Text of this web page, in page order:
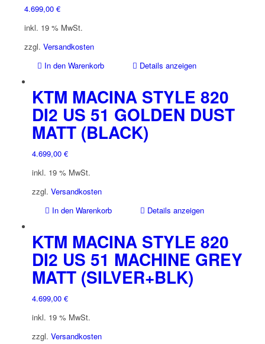
4.699,00 €
inkl. 19 % MwSt.
zzgl. Versandkosten
In den Warenkorb
Details anzeigen
KTM MACINA STYLE 820
DI2 US 51 GOLDEN DUST
MATT (BLACK)
4.699,00 €
inkl. 19 % MwSt.
zzgl. Versandkosten
In den Warenkorb
Details anzeigen
KTM MACINA STYLE 820
DI2 US 51 MACHINE GREY
MATT (SILVER+BLK)
4.699,00 €
inkl. 19 % MwSt.
zzgl. Versandkosten